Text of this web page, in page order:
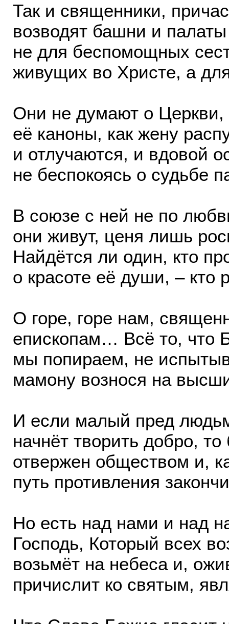
Так и священники,
возводят башни и
не для беспомощных
живущих во Христе, а
Они не думают о Церкви,
её каноны, как жену
и отлучаются, и вдовой
не беспокоясь о судьбе
В союзе с ней не по
они живут, ценя лишь
Найдётся ли один, кто
о красоте её души, – кто
О горе, горе нам,
епископам… Всё то, что
мы попираем, не
мамону вознося на
И если малый пред
начнёт творить добро, то
отвержен обществом и,
путь противления
Но есть над нами и над
Господь, Который всех
возьмёт на небеса и,
причислит ко святым,